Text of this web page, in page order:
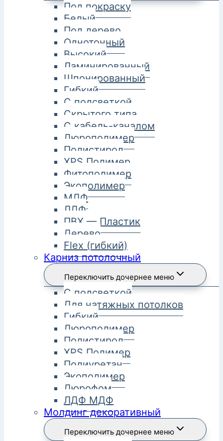
Под покраску
Белый
Под дерево
Однотонный
Высокий
Ламинированный
Шпонированный
Гибкий
С подсветкой
Скрытого типа
С кабель-каналом
Дюрополимер
Полистирол
XPS Полимер
Фитополимер
Экополимер
МДФ
ЛДФ
ПВХ — Пластик
Дерево
Flex (гибкий)
Карниз потолочный
Переключить дочернее меню
С подсветкой
Для натяжных потолков
Гибкий
Дюрополимер
Полистирол
XPS Полимер
Полиуретан
Экополимер
Дюрофом
ЛДФ МДФ
Молдинг декоративный
Переключить дочернее меню